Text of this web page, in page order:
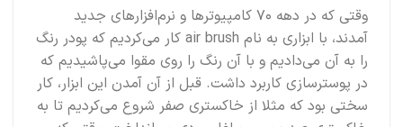
وقتی که در دهه ۷۰ کامپیوترها و نرم‌افزارهای جدید
آمدند، با ابزاری به نام air brush کار می‌کردیم که پودر رنگ
را به آن می‌دادیم و با آن رنگ را روی مقوا می‌پاشیدیم که
در پوسترسازی کاربرد داشت. قبل از آن آمدن این ابزار، کار
سختی بود که مثلا از خاکستری صفر شروع می‌کردیم تا به